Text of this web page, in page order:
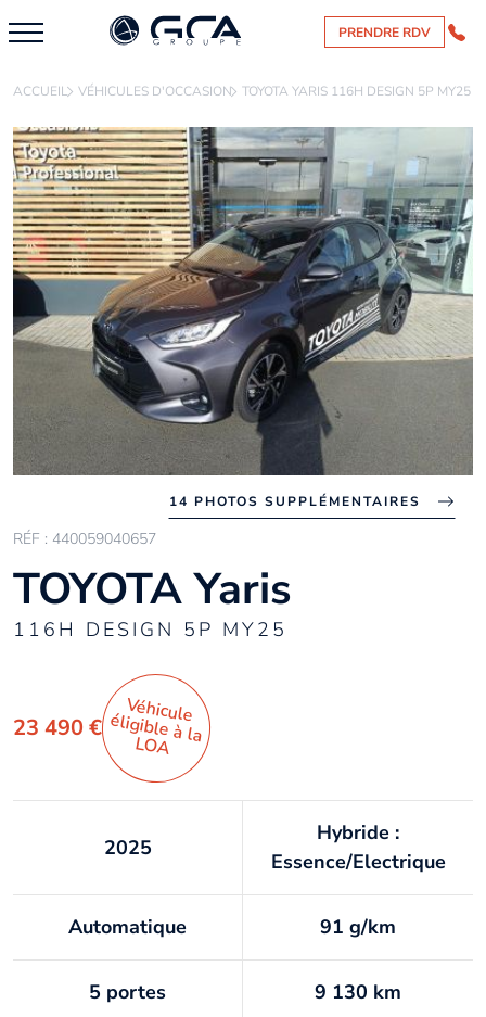
PRENDRE RDV
ACCUEIL VÉHICULES D'OCCASION TOYOTA YARIS 116H DESIGN 5P MY25
14 PHOTOS SUPPLÉMENTAIRES
RÉF : 440059040657
TOYOTA Yaris
116H DESIGN 5P MY25
23 490 €
Véhicule
éligible à la
LO
A
2025
Hybride :
Essence/Electrique
Automatique 91 g/km
5 portes 9 130 km